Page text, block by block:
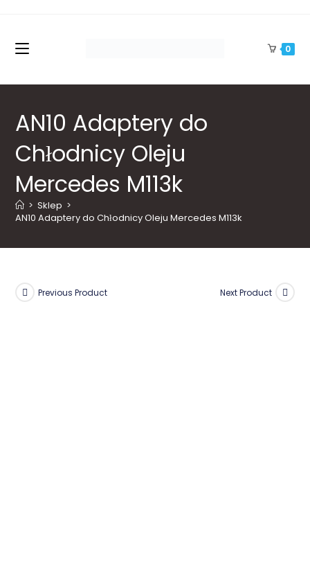
content
0
AN10 Adaptery do
Chłodnicy Oleju
Mercedes M113k
> Sklep >
AN10 Adaptery do Chłodnicy Oleju Mercedes M113k
Previous Product Next Product